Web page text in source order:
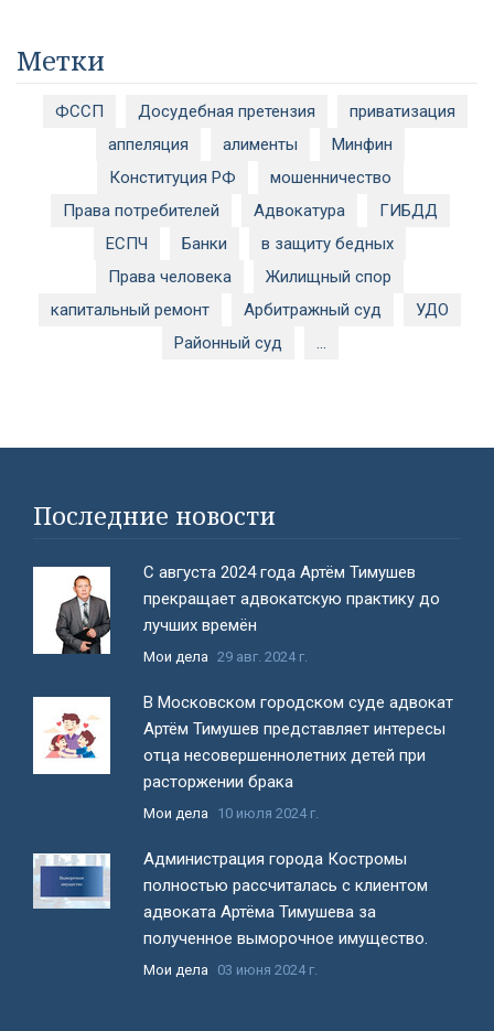
Метки
ФССП Досудебная претензия
приватизация
аппеляция
алименты
Минфин
Конституция РФ
мошенничество
Права потребителей
Адвокатура
ГИБДД
ЕСПЧ
Банки
в защиту бедных
Права человека
Жилищный спор
капитальный ремонт
Арбитражный суд
УДО
Районный суд
...
Последние новости
С августа 2024 года Артём Тимушев
прекращает адвокатскую практику до
лучших времён
Мои дела 29 авг. 2024 г.
В Московском городском суде адвокат
Артём Тимушев представляет интересы
отца несовершеннолетних детей при
расторжении брака
Мои дела 10 июля 2024 г.
Администрация города Костромы
полностью рассчиталась с клиентом
адвоката Артёма Тимушева за
полученное выморочное имущество.
Мои дела 03 июня 2024 г.